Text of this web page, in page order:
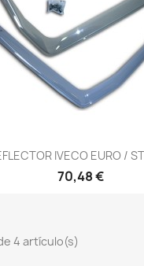
IVECO EURO /
70,48 €
4 artículo(s)